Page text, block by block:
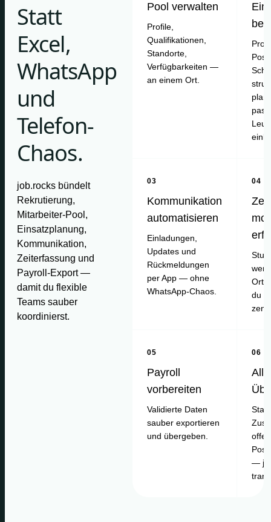
Statt
Excel,
WhatsApp
und
Telefon-
Chaos.
job.rocks bündelt
Rekrutierung,
Mitarbeiter-Pool,
Einsatzplanung,
Kommunikation,
Zeiterfassung und
Payroll-Export —
damit du flexible
Teams sauber
koordinierst.
Pool verwalten
Profile,
Qualifikationen,
Standorte,
Verfügbarkeiten —
an einem Ort.
03
Kommunikation
automatisieren
Einladungen,
Updates und
Rückmeldungen
per App — ohne
WhatsApp-Chaos.
04
Ort
du
05
Payroll
vorbereiten
Validierte Daten
sauber exportieren
und übergeben.
06
—